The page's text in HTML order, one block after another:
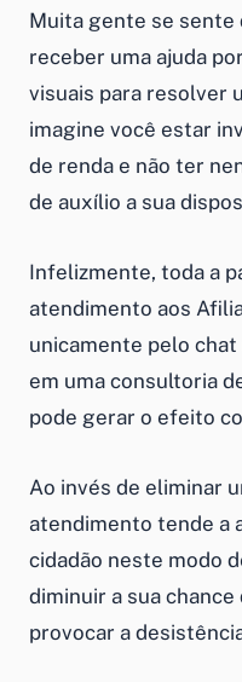
Muita gente se sente
receber uma ajuda
visuais para resolver
imagine você estar
de renda e não ter
de auxílio a sua
Infelizmente, toda a
atendimento aos
unicamente pelo
em uma consultoria
pode gerar o efeito
Ao invés de eliminar
atendimento tende a
cidadão neste modo
diminuir a sua
provocar a